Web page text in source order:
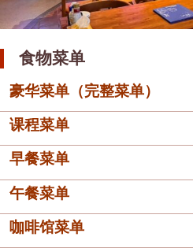
食物菜单
豪华菜单（完整菜单）
课程菜单
早餐菜单
午餐菜单
咖啡馆菜单